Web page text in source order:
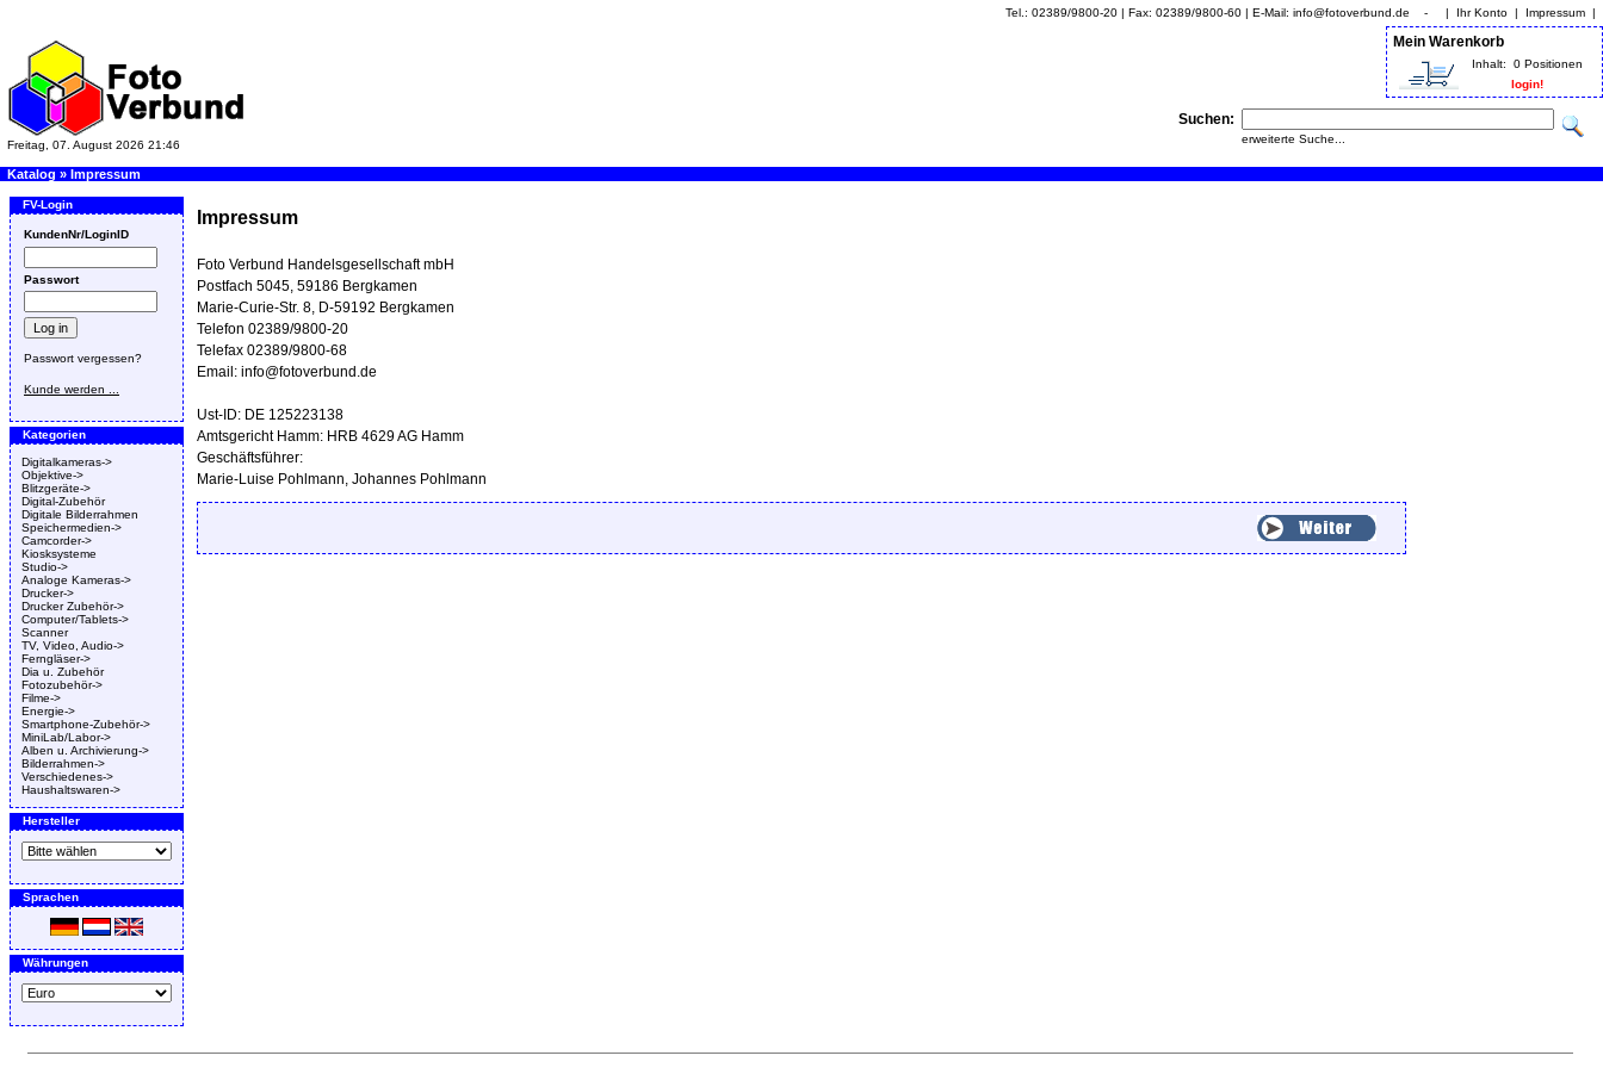
Tel.: 02389/9800-20 | Fax: 02389/9800-60 | E-Mail: info@fotoverbund.de - | Ihr Konto | Impressum |
Freitag, 07. August 2026 21:46
Mein Warenkorb
Inhalt:
0 Positionen
login!
Suchen:
erweiterte Suche...
Katalog » Impressum
FV-Login
KundenNr/LoginID
Passwort
Passwort vergessen?
Kunde werden ...
Kategorien
Digitalkameras->
Objektive->
Blitzgeräte->
Digital-Zubehör
Digitale Bilderrahmen
Speichermedien->
Camcorder->
Kiosksysteme
Studio->
Analoge Kameras->
Drucker->
Drucker Zubehör->
Computer/Tablets->
Scanner
TV, Video, Audio->
Ferngläser->
Dia u. Zubehör
Fotozubehör->
Filme->
Energie->
Smartphone-Zubehör->
MiniLab/Labor->
Alben u. Archivierung->
Bilderrahmen->
Verschiedenes->
Haushaltswaren->
Hersteller
Sprachen
Währungen
Impressum
Foto Verbund Handelsgesellschaft mbH
Postfach 5045, 59186 Bergkamen
Marie-Curie-Str. 8, D-59192 Bergkamen
Telefon 02389/9800-20
Telefax 02389/9800-68
Email: info@fotoverbund.de
Ust-ID: DE 125223138
Amtsgericht Hamm: HRB 4629 AG Hamm
Geschäftsführer:
Marie-Luise Pohlmann, Johannes Pohlmann